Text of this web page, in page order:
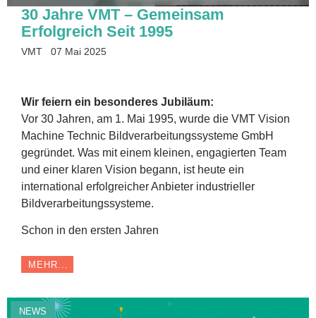
30 Jahre VMT – Gemeinsam
Erfolgreich Seit 1995
VMT 07 Mai 2025
Wir feiern ein besonderes Jubiläum:
Vor 30 Jahren, am 1. Mai 1995, wurde die VMT Vision
Machine Technic Bildverarbeitungssysteme GmbH
gegründet. Was mit einem kleinen, engagierten Team
und einer klaren Vision begann, ist heute ein
international erfolgreicher Anbieter industrieller
Bildverarbeitungssysteme.
Schon in den ersten Jahren
MEHR...
NEWS